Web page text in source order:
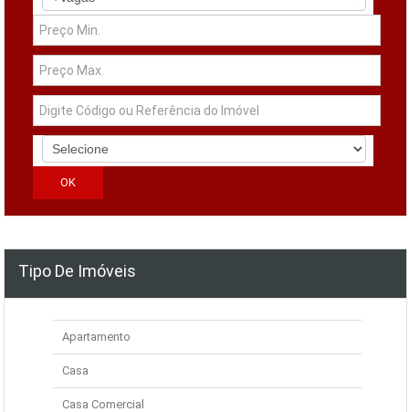
Tipo De Imóveis
Apartamento
Casa
Casa Comercial